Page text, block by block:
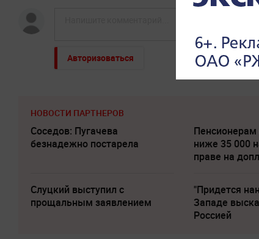
Авторизоваться
НОВОСТИ ПАРТНЕРОВ
Соседов: Пугачева
безнадежно постарела
ниже 35 000
праве на
Слуцкий выступил с
прощальным заявлением
"Придется
Западе
Россией